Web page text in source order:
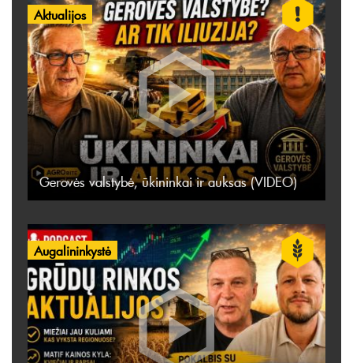
Aktualijos
Gerovės valstybė, ūkininkai ir auksas (VIDEO)
Augalininkystė